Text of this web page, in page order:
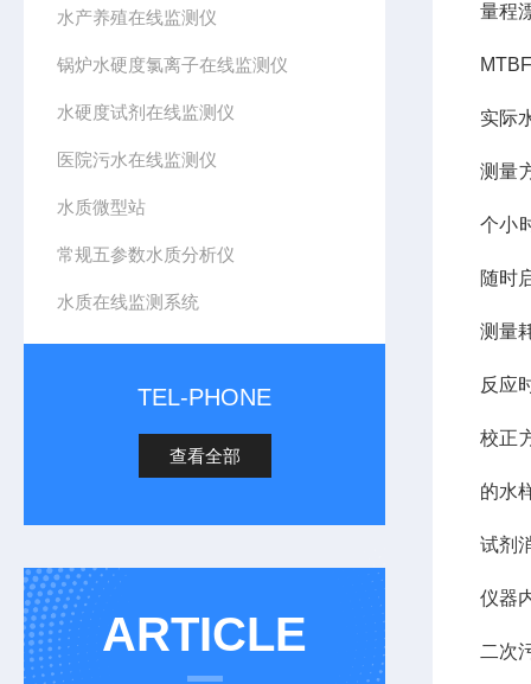
水产养殖在线监测仪
锅炉水硬度氯离子在线监测仪
水硬度试剂在线监测仪
医院污水在线监测仪
水质微型站
常规五参数水质分析仪
水质在线监测系统
TEL-PHONE
查看全部
ARTICLE
量程
实际
测量
个小
随时
测量
反应
校正
的水
试剂
仪器
二次